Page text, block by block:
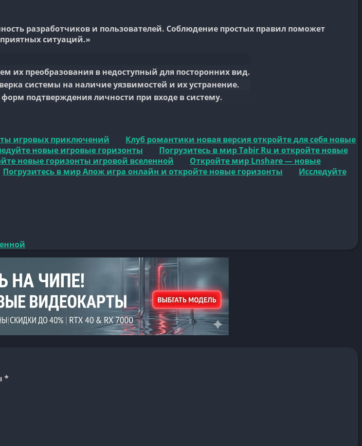
разработчиков и пользователей. Соблюдение простых правил поможет
ситуаций.»
их преобразования в недоступный для посторонних вид.
системы на наличие уязвимостей и их устранение.
форм подтверждения личности при входе в систему.
игровых приключений
Клуб романтики новая версия откройте для себя новые
новые игровые горизонты
Погрузитесь в мир Tabir Ru и откройте новые
новые горизонты игровой вселенной
Откройте мир Lnshare — новые
Погрузитесь в мир Апож игра онлайн и откройте новые горизонты Исследуйте
*